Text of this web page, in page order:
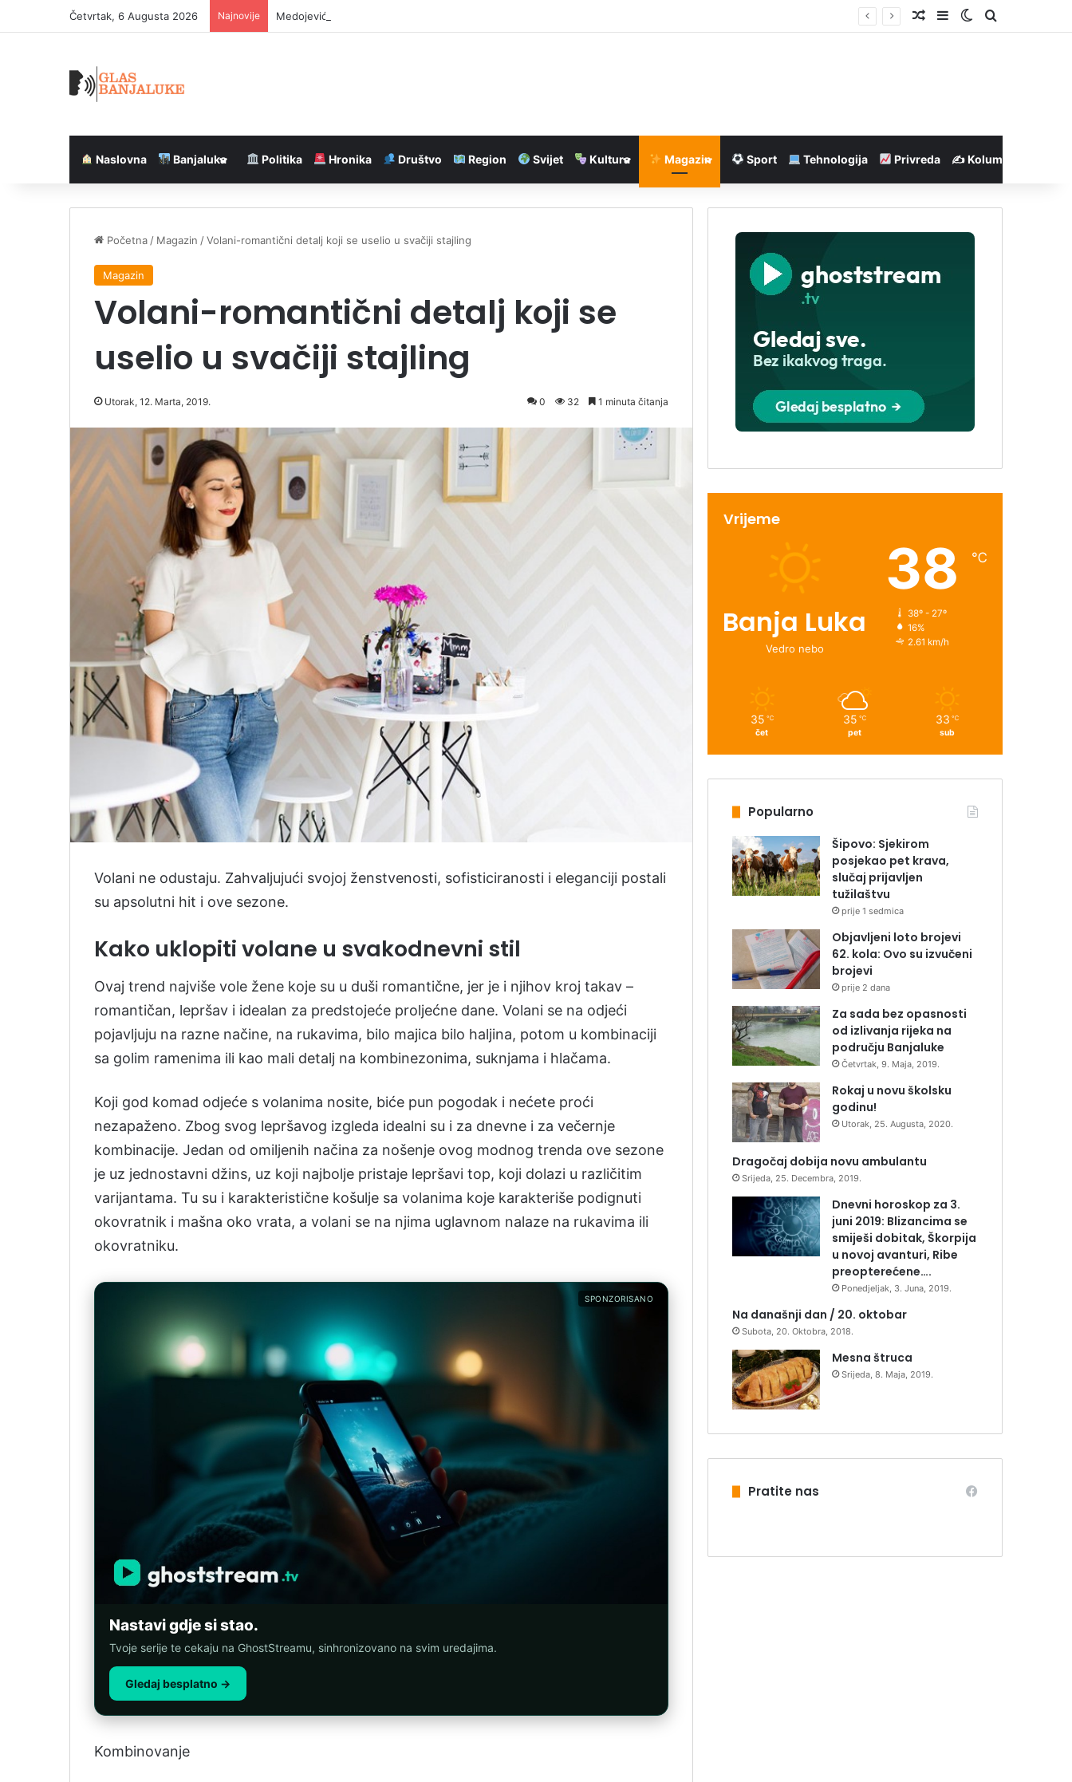
Četvrtak, 6 Augusta 2026 Najnovije Medojević pozvao na ostavke i interpelaciju zbog ‘Oluje’ Nasumičan članak
SidebarSwitch skin
Pretraga
Naslovna Banjaluka Politika Hronika Društvo Region Svijet Kultura Magazin Sport Tehnologija Privreda ✍️ Kolumne
Početna / Magazin /Volani-romantični detalj koji se uselio u svačiji stajling
Magazin
Volani-romantični detalj koji se
uselio u svačiji stajling
Utorak, 12. Marta, 2019. 0 32 1 minuta čitanja
Volani ne odustaju. Zahvaljujući svojoj ženstvenosti, sofisticiranosti i eleganciji postali
su apsolutni hit i ove sezone.
Kako uklopiti volane u svakodnevni stil
Ovaj trend najviše vole žene koje su u duši romantične, jer je i njihov kroj takav –
romantičan, lepršav i idealan za predstojeće proljećne dane. Volani se na odjeći
pojavljuju na razne načine, na rukavima, bilo majica bilo haljina, potom u kombinaciji
sa golim ramenima ili kao mali detalj na kombinezonima, suknjama i hlačama.
Koji god komad odjeće s volanima nosite, biće pun pogodak i nećete proći
nezapaženo. Zbog svog lepršavog izgleda idealni su i za dnevne i za večernje
kombinacije. Jedan od omiljenih načina za nošenje ovog modnog trenda ove sezone
je uz jednostavni džins, uz koji najbolje pristaje lepršavi top, koji dolazi u različitim
varijantama. Tu su i karakteristične košulje sa volanima koje karakteriše podignuti
okovratnik i mašna oko vrata, a volani se na njima uglavnom nalaze na rukavima ili
okovratniku.
SPONZORISANO
Nastavi gdje si stao.
Tvoje serije te cekaju na GhostStreamu, sinhronizovano na svim uredajima.
Gledaj besplatno →
Kombinovanje
Vrijeme
Banja Luka
Vedro nebo
38 ℃
38º - 27º
16%
2.61 km/h
35 ℃
čet
35 ℃
pet
33 ℃
sub
Popularno
Šipovo: Sjekirom
posjekao pet krava,
slučaj prijavljen
tužilaštvu
prije 1 sedmica
Objavljeni loto brojevi
62. kola: Ovo su izvučeni
brojevi
prije 2 dana
Za sada bez opasnosti
od izlivanja rijeka na
području Banjaluke
Četvrtak, 9. Maja, 2019.
Rokaj u novu školsku
godinu!
Utorak, 25. Augusta, 2020.
Dragočaj dobija novu ambulantu
Srijeda, 25. Decembra, 2019.
Dnevni horoskop za 3.
juni 2019: Blizancima se
smiješi dobitak, Škorpija
u novoj avanturi, Ribe
preopterećene….
Ponedjeljak, 3. Juna, 2019.
Na današnji dan / 20. oktobar
Subota, 20. Oktobra, 2018.
Mesna štruca
Srijeda, 8. Maja, 2019.
Pratite nas